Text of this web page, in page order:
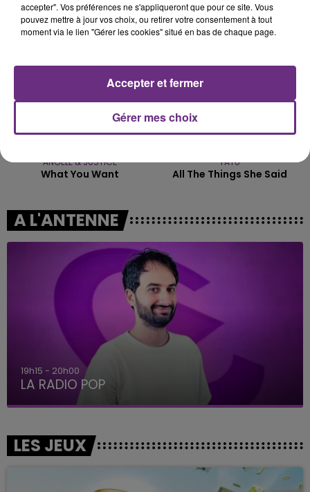
14h00
14h00
ANGELE & JUSTICE
What You Want
13h56
13h56
TATU
All The Things She Said
A L'ANTENNE
19h15 - 20h00
LA RADIO POP
LES JEUX
accepter". Vos préférences ne s'appliqueront que pour ce site. Vous
pouvez mettre à jour vos choix, ou retirer votre consentement à tout
moment via le lien "Gérer les cookies" situé en bas de chaque page.
Gérer mes choix
Accepter et fermer